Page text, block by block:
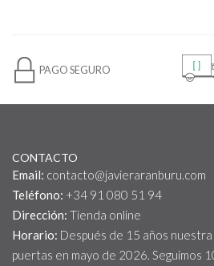
PAGO SEGURO
CONTACTO
Email: contacto@javieraranburu.com
Teléfono: +34 91 080 51 94
Dirección: Tienda online
Horario: Después de 15 años
puertas en mayo de 2026. Seguimos